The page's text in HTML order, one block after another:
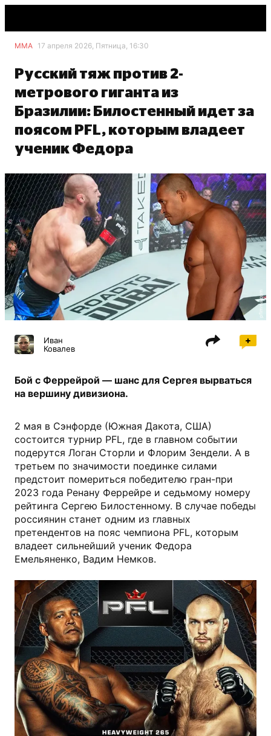
ММА 17 апреля 2026, Пятница, 16:30
Русский тяж против 2-
метрового гиганта из
Бразилии: Билостенный идет за
поясом PFL, которым владеет
ученик Федора
pflmma.com
Иван
Ковалев
Бой с Феррейрой — шанс для Сергея вырваться
на вершину дивизиона.
2 мая в Сэнфорде (Южная Дакота, США)
состоится турнир PFL, где в главном событии
подерутся Логан Сторли и Флорим Зендели. А в
третьем по значимости поединке силами
предстоит помериться победителю гран-при
2023 года Ренану Феррейре и седьмому номеру
рейтинга Сергею Билостенному. В случае победы
россиянин станет одним из главных
претендентов на пояс чемпиона PFL, которым
владеет сильнейший ученик Федора
Емельяненко, Вадим Немков.